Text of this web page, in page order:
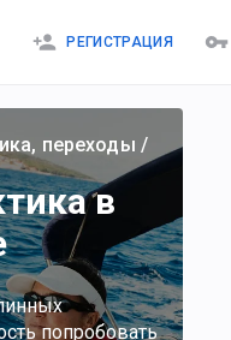
РЕГИСТРАЦИЯ
переходы /
в
попробовать